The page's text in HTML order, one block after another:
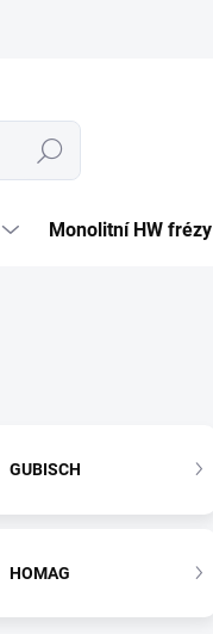
Hledat
Monolitní HW frézy
GUBISCH
HOMAG